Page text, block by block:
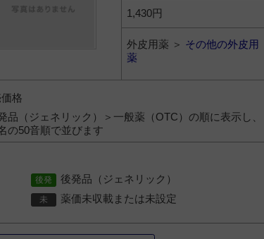
1,430円
外皮用薬 ＞ その他の外皮用
薬
格
（ジェネリック）＞一般薬（OTC）の順に表示し、
の50音順で並びます
後発品（ジェネリック）
薬価未収載または未設定